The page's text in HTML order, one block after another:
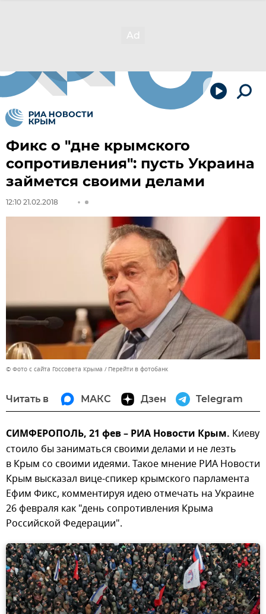
Фикс о "дне крымского
сопротивления": пусть Украина
займется своими делами
12:10 21.02.2018
© Фото с сайта Госсовета Крыма Перейти в фотобанк
Читать в МАКС Дзен Telegram
СИМФЕРОПОЛЬ, 21 фев – РИА Новости Крым. Киеву
стоило бы заниматься своими делами и не лезть
в Крым со своими идеями. Такое мнение РИА Новости
Крым высказал вице-спикер крымского парламента
Ефим Фикс, комментируя идею отмечать на Украине
26 февраля как "день сопротивления Крыма
Российской Федерации".